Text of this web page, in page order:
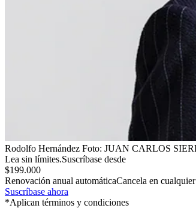
Rodolfo Hernández Foto: JUAN CARLOS
Lea sin límites.Suscríbase desde
$199.000
Renovación anual automáticaCancela en
Suscríbase ahora
*Aplican términos y condiciones